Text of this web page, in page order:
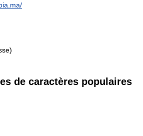
de caractères populaires